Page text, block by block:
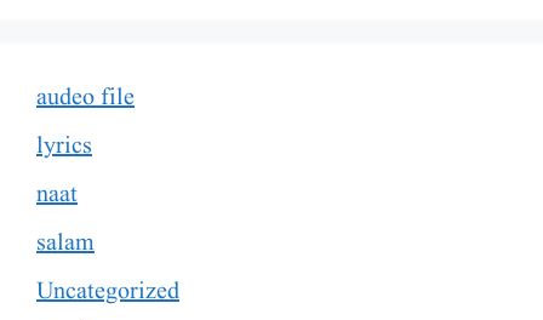
audeo file
lyrics
naat
salam
Uncategorized